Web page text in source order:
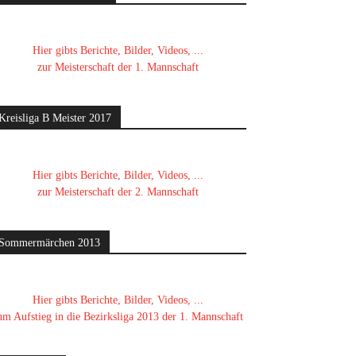
Hier gibts Berichte, Bilder, Videos, ...
zur Meisterschaft der 1. Mannschaft
B Meister 2017
Hier gibts Berichte, Bilder, Videos, ...
zur Meisterschaft der 2. Mannschaft
2013
Hier gibts Berichte, Bilder, Videos, ...
Aufstieg in die Bezirksliga 2013 der 1. Mannschaft